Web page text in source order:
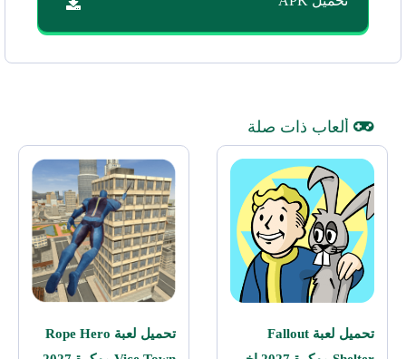
ألعاب ذات صلة
تحميل لعبة Fallout
تحميل لعبة Rope Hero